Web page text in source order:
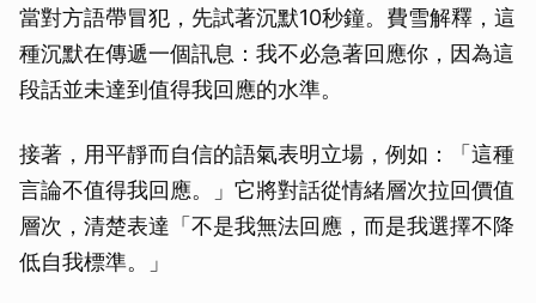
當對方語帶冒犯，先試著沉默10秒鐘。費雪解釋，這
種沉默在傳遞一個訊息：我不必急著回應你，因為這
段話並未達到值得我回應的水準。
接著，用平靜而自信的語氣表明立場，例如：「這種
言論不值得我回應。」它將對話從情緒層次拉回價值
層次，清楚表達「不是我無法回應，而是我選擇不降
低自我標準。」